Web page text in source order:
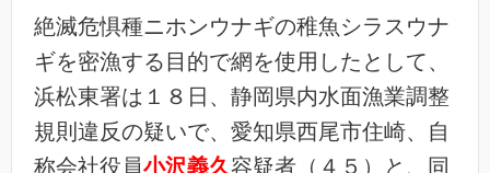
絶滅危惧種ニホンウナギの稚魚シラスウナ
ギを密漁する目的で網を使用したとして、
浜松東署は１８日、静岡県内水面漁業調整
規則違反の疑いで、愛知県西尾市住崎、自
称会社役員小沢義久容疑者（４５）と、同